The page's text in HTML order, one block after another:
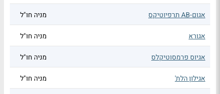
אגום-AB תרפיוטיקס
מניה חו"ל
אגורא מניה חו"ל
אגיוס פרמסוטיקלס מניה חו"ל
אגילון הלת' מניה חו"ל